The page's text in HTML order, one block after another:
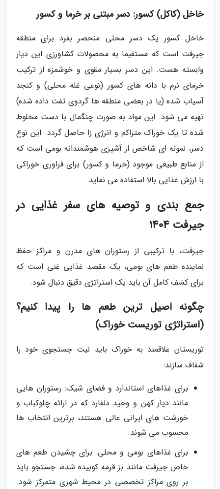
خاخل (کاکل) کسور: دسر مبتنی بر خرما و کسور
خاخل کسور یک دسر محلی منحصر بفرد برای منطقه
جیرفت است که مستقیما به محصولات کشاورزی این دیار
وابسته هست. این دسر بسیار مقوی و خوشمزه از ترکیب
خرمای نرم با دانه های کسور (نوعی غله محلی) و کنجد
آسیاب شده (یا در بعضی منطقه ها گردوی تفت داده شده)
تهیه می شود. این مواد به صورت چنگمال با دست مخلوط
شده تا یک خوراک متراکم و انرژی زا حاصل گردد. این نوع
دسر، نمونه ای شاخص از آشپزی هوشمندانه بومی است که
از منابع طبیعی موجود (خرما و کسور) برای فراوری خوراکی
با ارزش غذایی بالا استفاده می نماید.
جمع بندی و توصیه های سفر غذایی در
جیرفت 1404
جیرفت، با ترکیبی از رستوران های مدرن و مراکز حفظ
نماینده طعم های بومی، یک مقصد غذایی غنی است که
برای کشف کامل آن باید یک استراتژی دقیق دنبال شود.
چگونه اصیل ترین طعم ها را پیدا کنیم؟
(استراتژی توریست خوراک)
توریستان علاقمند به خوراک باید نیت جستجوی خود را
شفاف سازند:
برای غذاهای استاندارد و فضای شیک: رستوران هایی
مانند دیار کهن و وحید دلفارد که در ارائه چلوکباب و
خورشت های ایرانی عالی هستند، برترین انتخاب ها
محسوب می شوند.
برای غذاهای بومی و محلی: برای چشیدن طعم های
خاص جیرفت مانند بز قرمه کوبیده شده، جستجو باید
بر روی مراکز تخصصی در محیط شهری متمرکز شود.